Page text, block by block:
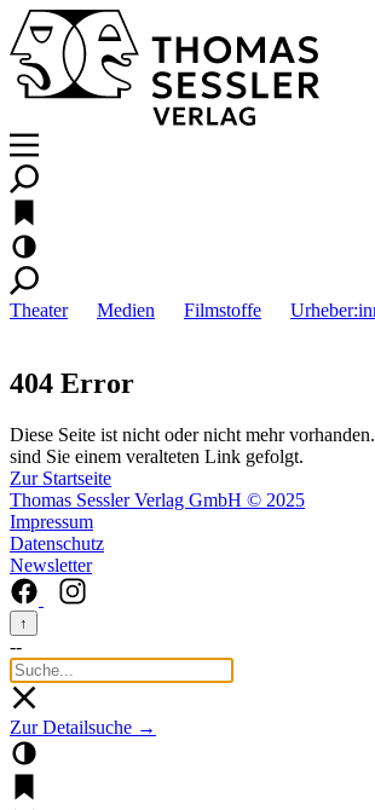
Theater Medien Filmstoffe
404 Error
Diese Seite ist nicht oder nicht mehr
sind Sie einem veralteten Link gefolgt.
Zur Startseite
Thomas Sessler Verlag GmbH © 2025
Impressum
Datenschutz
Newsletter
↑
--
Zur Detailsuche →